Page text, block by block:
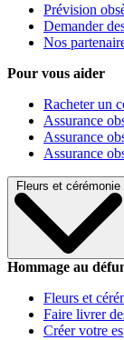
Prévision
Demander
Nos
Pour vous aider
Racheter un
Assurance
Assurance
Assurance
Fleurs et cérémonie
Hommage au
Fleurs et
Faire livrer
Créer votre